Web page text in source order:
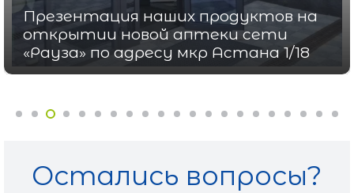
Приняли участие в Международной
специализированной выставке
товаров для детей
Остались вопросы?